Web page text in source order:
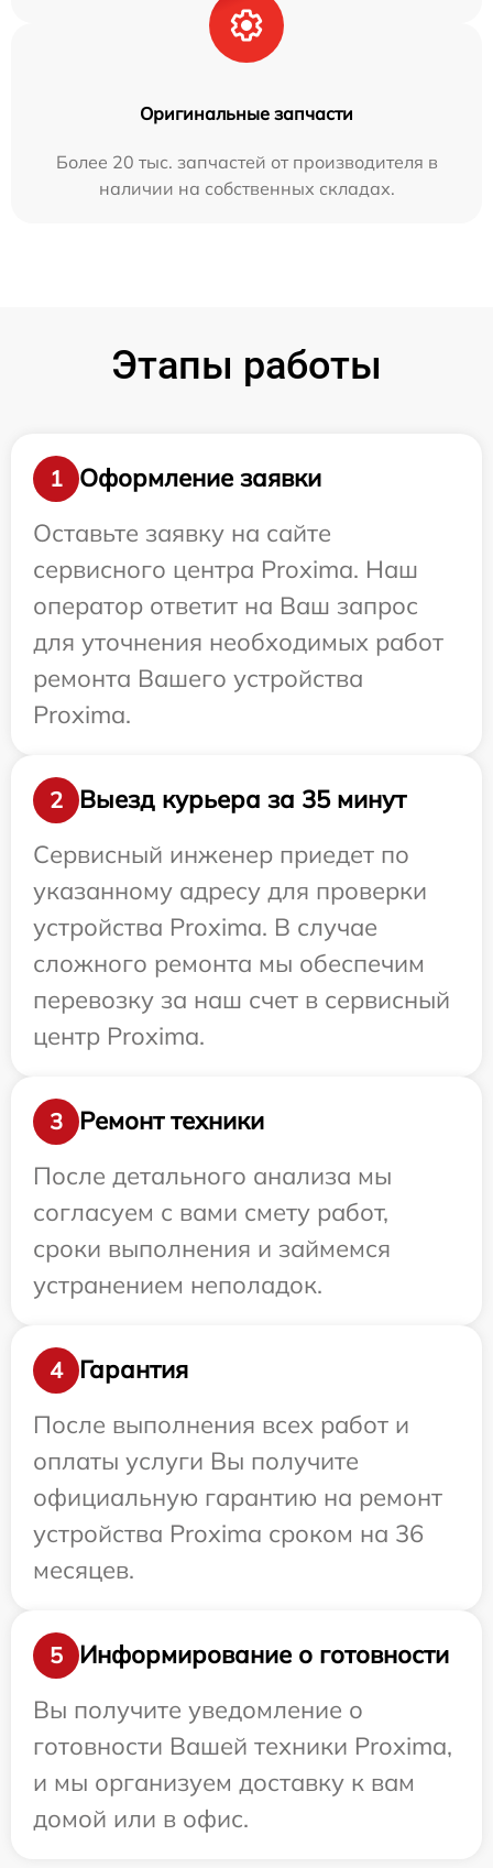
Оригинальные запчасти
Более 20 тыс. запчастей от производителя в
наличии на собственных складах.
Этапы работы
1
Оформление заявки
Оставьте заявку на сайте
сервисного центра Proxima. Наш
оператор ответит на Ваш запрос
для уточнения необходимых работ
ремонта Вашего устройства
Proxima.
2
Выезд курьера за 35 минут
Сервисный инженер приедет по
указанному адресу для проверки
устройства Proxima. В случае
сложного ремонта мы обеспечим
перевозку за наш счет в сервисный
центр Proxima.
3
Ремонт техники
После детального анализа мы
согласуем с вами смету работ,
сроки выполнения и займемся
устранением неполадок.
4
Гарантия
После выполнения всех работ и
оплаты услуги Вы получите
официальную гарантию на ремонт
устройства Proxima сроком на 36
месяцев.
5
Информирование о готовности
Вы получите уведомление о
готовности Вашей техники Proxima,
и мы организуем доставку к вам
домой или в офис.